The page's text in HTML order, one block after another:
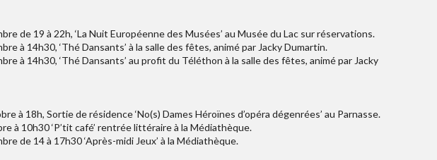
de 19 à 22h, ‘La Nuit Européenne des Musées’ au Musée du Lac sur réservations.
à 14h30, ‘Thé Dansants’ à la salle des fêtes, animé par Jacky Dumartin.
à 14h30, ‘Thé Dansants’ au profit du Téléthon à la salle des fêtes, animé par Jacky
à 18h, Sortie de résidence ‘No(s) Dames Héroïnes d’opéra dégenrées’ au Parnasse.
à 10h30 ‘P’tit café’ rentrée littéraire à la Médiathèque.
de 14 à 17h30 ‘Après-midi Jeux’ à la Médiathèque.